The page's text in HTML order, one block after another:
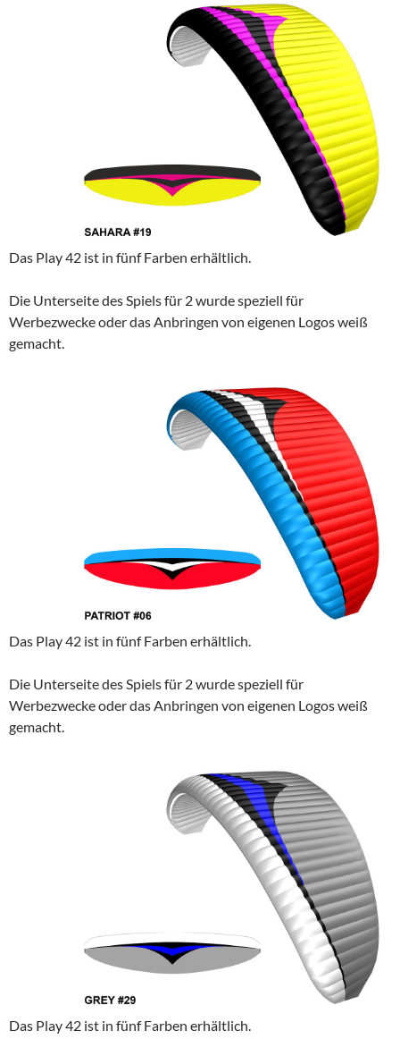
Das Play 42 ist in fünf Farben erhältlich.
Die Unterseite des Spiels für 2 wurde speziell für
Werbezwecke oder das Anbringen von eigenen Logos weiß
gemacht.
Das Play 42 ist in fünf Farben erhältlich.
Die Unterseite des Spiels für 2 wurde speziell für
Werbezwecke oder das Anbringen von eigenen Logos weiß
gemacht.
Das Play 42 ist in fünf Farben erhältlich.